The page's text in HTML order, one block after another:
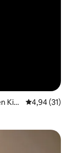
Kiot
Calificación
4,94 (31)